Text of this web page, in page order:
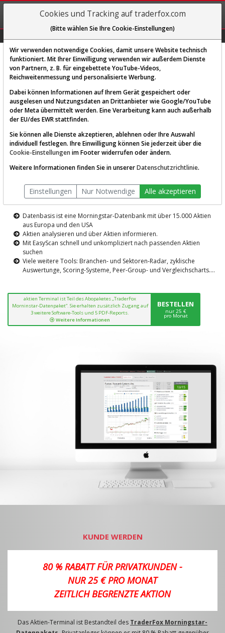
REGIS-
TRIEREN
Diese Funktion ist nur für
AKTIEN-TERMINAL
Die Aktienanalyse-Plattform von
TraderFox
Datenbasis ist eine Morningstar-Datenbank mit über 15.000 Aktien
aus Europa und den USA
Aktien analysieren und über Aktien informieren.
Mit EasyScan schnell und unkompliziert nach passenden Aktien
suchen
Viele weitere Tools: Branchen- und Sektoren-Radar, zyklische
Auswertunge, Scoring-Systeme, Peer-Group- und Vergleichscharts....
aktien Terminal ist Teil des Abopaketes „TraderFox
Morninstar-Datenpaket“. Sie erhalten zusätzlich Zugang auf
3 weitere Software-Tools und 5 PDF-Reports.
Weitere Informationen
BESTELLEN
nur 25 €
pro Monat
KUNDE WERDEN
80 % RABATT FÜR PRIVATKUNDEN -
NUR 25 € PRO MONAT
ZEITLICH BEGRENZTE AKTION
Das Aktien-Terminal ist Bestandteil des TraderFox Morningstar-
Cookies und Tracking auf traderfox.com
(Bitte wählen Sie Ihre Cookie-Einstellungen)
Wir verwenden notwendige Cookies, damit unsere Website technisch
funktioniert. Mit Ihrer Einwilligung verwenden wir außerdem Dienste
von Partnern, z. B. für eingebettete YouTube-Videos,
Reichweitenmessung und personalisierte Werbung.
Dabei können Informationen auf Ihrem Gerät gespeichert oder
ausgelesen und Nutzungsdaten an Drittanbieter wie Google/YouTube
oder Meta übermittelt werden. Eine Verarbeitung kann auch außerhalb
der EU/des EWR stattfinden.
Sie können alle Dienste akzeptieren, ablehnen oder Ihre Auswahl
individuell festlegen. Ihre Einwilligung können Sie jederzeit über die
Cookie-Einstellungen im Footer widerrufen oder ändern.
Weitere Informationen finden Sie in unsererDatenschutzrichtlinie.
Einstellungen Nur Notwendige Alle akzeptieren